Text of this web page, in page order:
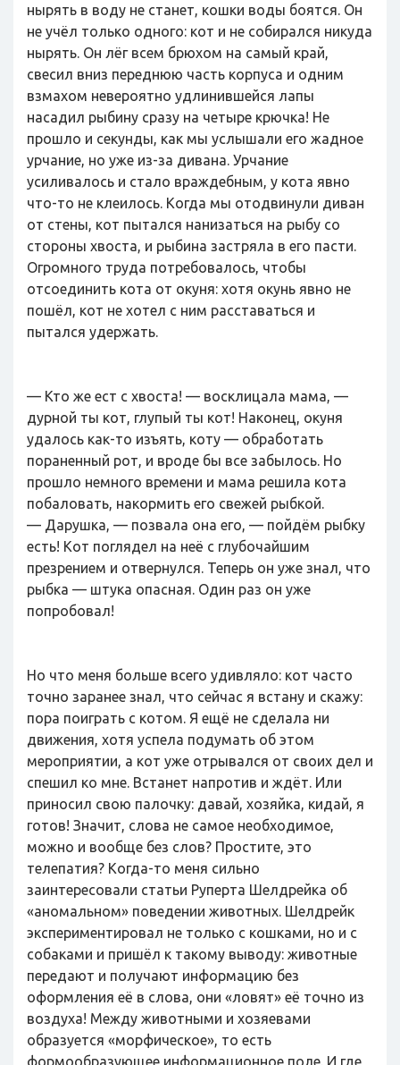
нырять в воду не станет, кошки воды боятся. Он
не учёл только одного: кот и не собирался никуда
нырять. Он лёг всем брюхом на самый край,
свесил вниз переднюю часть корпуса и одним
взмахом невероятно удлинившейся лапы
насадил рыбину сразу на четыре крючка! Не
прошло и секунды, как мы услышали его жадное
урчание, но уже из-за дивана. Урчание
усиливалось и стало враждебным, у кота явно
что-то не клеилось. Когда мы отодвинули диван
от стены, кот пытался нанизаться на рыбу со
стороны хвоста, и рыбина застряла в его пасти.
Огромного труда потребовалось, чтобы
отсоединить кота от окуня: хотя окунь явно не
пошёл, кот не хотел с ним расставаться и
пытался удержать.
— Кто же ест с хвоста! — восклицала мама, —
дурной ты кот, глупый ты кот! Наконец, окуня
удалось как-то изъять, коту — обработать
пораненный рот, и вроде бы все забылось. Но
прошло немного времени и мама решила кота
побаловать, накормить его свежей рыбкой.
— Дарушка, — позвала она его, — пойдём рыбку
есть! Кот поглядел на неё с глубочайшим
презрением и отвернулся. Теперь он уже знал, что
рыбка — штука опасная. Один раз он уже
попробовал!
Но что меня больше всего удивляло: кот часто
точно заранее знал, что сейчас я встану и скажу:
пора поиграть с котом. Я ещё не сделала ни
движения, хотя успела подумать об этом
мероприятии, а кот уже отрывался от своих дел и
спешил ко мне. Встанет напротив и ждёт. Или
приносил свою палочку: давай, хозяйка, кидай, я
готов! Значит, слова не самое необходимое,
можно и вообще без слов? Простите, это
телепатия? Когда-то меня сильно
заинтересовали статьи Руперта Шелдрейка об
«аномальном» поведении животных. Шелдрейк
экспериментировал не только с кошками, но и с
собаками и пришёл к такому выводу: животные
передают и получают информацию без
оформления её в слова, они «ловят» её точно из
воздуха! Между животными и хозяевами
образуется «морфическое», то есть
формообразующее информационное поле. И где